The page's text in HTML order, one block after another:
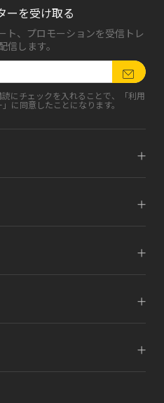
ーを受け取る
ト、プロモーションを受信トレ
信します。
にチェックを入れることで、「利用
」に同意したことになります。